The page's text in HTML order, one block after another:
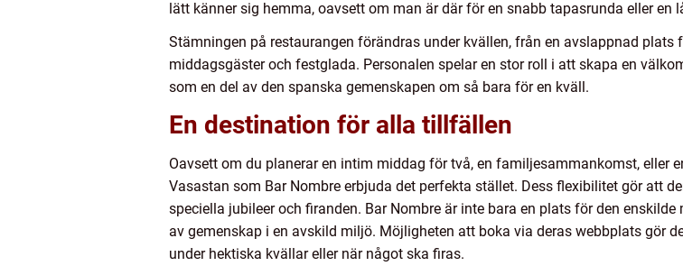
lätt känner sig hemma, oavsett om man är där för en snabb tapasrunda eller
Stämningen på restaurangen förändras under kvällen, från en avslappnad
middagsgäster och festglada. Personalen spelar en stor roll i att skapa en
som en del av den spanska gemenskapen om så bara för en kväll.
En destination för alla tillfällen
Oavsett om du planerar en intim middag för två, en familjesammankomst, eller
Vasastan som Bar Nombre erbjuda det perfekta stället. Dess flexibilitet gör att
speciella jubileer och firanden. Bar Nombre är inte bara en plats för den
av gemenskap i en avskild miljö. Möjligheten att boka via deras webbplats gör
under hektiska kvällar eller när något ska firas.